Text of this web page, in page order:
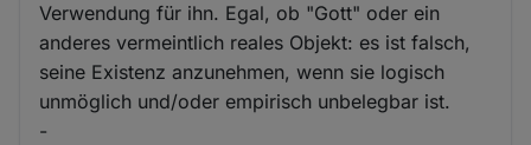
Verwendung für ihn. Egal, ob "Gott" oder ein
anderes vermeintlich reales Objekt: es ist falsch,
seine Existenz anzunehmen, wenn sie logisch
unmöglich und/oder empirisch unbelegbar ist.
-